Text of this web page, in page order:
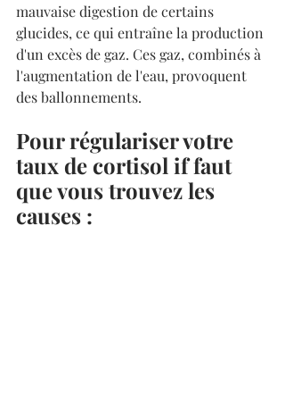
mauvaise digestion de certains
glucides, ce qui entraîne la production
d'un excès de gaz. Ces gaz, combinés à
l'augmentation de l'eau, provoquent
des ballonnements.
Pour régulariser votre
taux de cortisol if faut
que vous trouvez les
causes :